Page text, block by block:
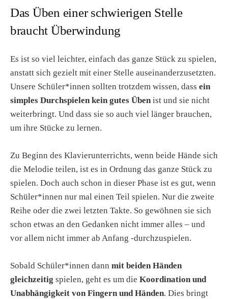
Das Üben einer schwierigen Stelle
braucht Überwindung
Es ist so viel leichter, einfach das ganze Stück zu spielen,
anstatt sich gezielt mit einer Stelle auseinanderzusetzten.
Unsere Schüler*innen sollten trotzdem wissen, dass ein
simples Durchspielen kein gutes Übenist und sie nicht
weiterbringt. Und dass sie so auch viel länger brauchen,
um ihre Stücke zu lernen.
Zu Beginn des Klavierunterrichts, wenn beide Hände sich
die Melodie teilen, ist es in Ordnung das ganze Stück zu
spielen. Doch auch schon in dieser Phase ist es gut, wenn
Schüler*innen nur mal einen Teil spielen. Nur die zweite
Reihe oder die zwei letzten Takte. So gewöhnen sie sich
schon etwas an den Gedanken nicht immer alles – und
vor allem nicht immer ab Anfang -durchzuspielen.
Sobald Schüler*innen dann mit beiden Händen
gleichzeitig spielen, geht es um die Koordination und
Unabhängigkeit von Fingern und Händen. Dies bringt